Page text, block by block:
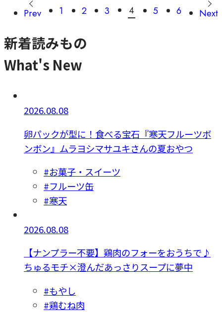
Prev 1 2 3 4 5 6 Next
新着読みもの
What's New
2026.08.08
卵パックが型に！食べる宝石『寒天フルーツボ
ンボン』ムラヨシマサユキさんの夏おやつ
#お菓子・スイーツ
#フルーツ缶
#寒天
2026.08.08
【ナンプラー不要】鶏肉のフォーをおうちで♪
ちゅるモチ×澄んだあっさりスープに夢中
#もやし
#鶏むね肉